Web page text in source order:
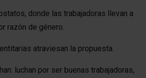
donde las trabajadoras llevan a
razón de género.
atraviesan la propuesta.
luchan por ser buenas trabajadoras,